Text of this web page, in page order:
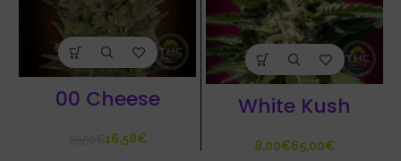
00 Cheese
16,58€
White Kush
€ €